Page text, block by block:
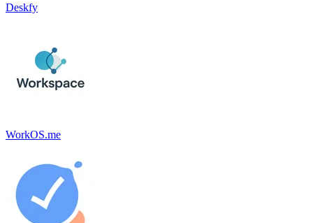
Deskfy
WorkOS.me